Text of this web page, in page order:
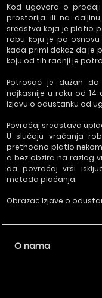
Kod ugovora o
prostorija ili na
sredstva koja je platio
robu koju je po
kada primi dokaz da je
koju od tih radnji je
Potrošač je dužan
najkasnije u roku od
izjavu o odustanku od
Povraćaj sredstava
U slučaju vraćanja
prethodno platio
a bez obzira na razlog
da povraćaj vrši
metoda plaćanja.
Obrazac Izjave o
O nama